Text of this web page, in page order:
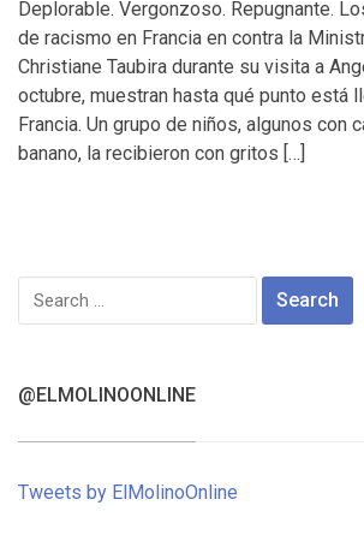
Deplorable. Vergonzoso. Repugnante.
de racismo en Francia en contra la
Christiane Taubira durante su visita a
octubre, muestran hasta qué punto está
Francia. Un grupo de niños, algunos con
banano, la recibieron con gritos […]
Search
@ELMOLINOONLINE
Tweets by ElMolinoOnline